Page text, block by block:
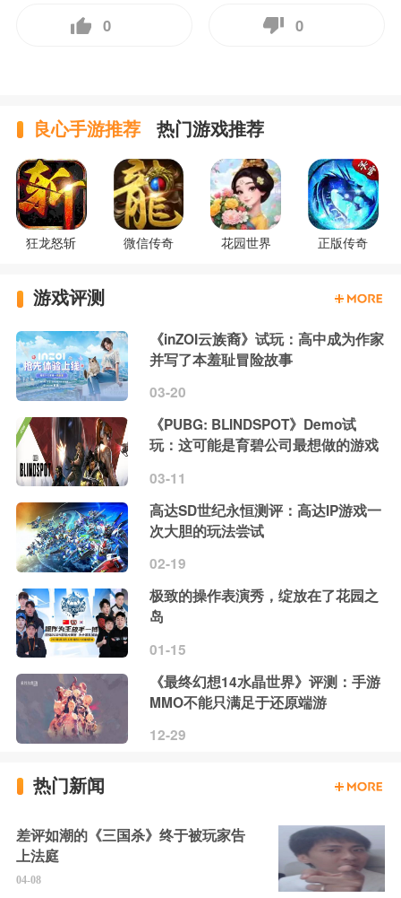
0 0
良心手游推荐 热门游戏推荐
狂龙怒斩 微信传奇 花园世界 正版传奇
游戏评测
《inZOI云族裔》试玩：高中成为作家
并写了本羞耻冒险故事
03-20
《PUBG: BLINDSPOT》Demo试
玩：这可能是育碧公司最想做的游戏
03-11
高达SD世纪永恒测评：高达IP游戏一
次大胆的玩法尝试
02-19
极致的操作表演秀，绽放在了花园之
岛
01-15
《最终幻想14水晶世界》评测：手游
MMO不能只满足于还原端游
12-29
热门新闻
差评如潮的《三国杀》终于被玩家告
上法庭
04-08